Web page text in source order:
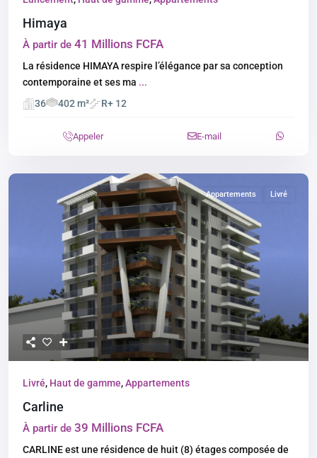
Himaya
À partir de 41 Millions FCFA
La résidence HIMAYA respire l’élégance par sa conception
contemporaine et ses ma ...
36
402 m² R+ 12
Appeler E-mail
Appartements Livré
Livré, Haut de gamme,Appartements
Carline
À partir de 39 Millions FCFA
CARLINE est une résidence de huit (8) étages composée de